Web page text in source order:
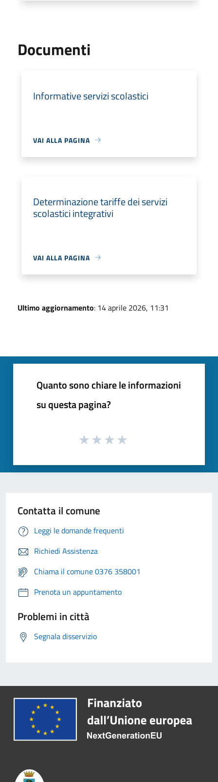
Documenti
Informative servizi scolastici
VAI ALLA PAGINA
Determinazione tariffe dei servizi
scolastici integrativi
VAI ALLA PAGINA
Ultimo aggiornamento: 14 aprile 2026, 11:31
Quanto sono chiare le informazioni
su questa pagina?
Contatta il comune
Leggi le domande frequenti
Richiedi Assistenza
Chiama il comune 0376 358001
Prenota un appuntamento
Problemi in città
Segnala disservizio